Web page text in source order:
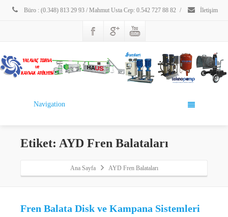
Büro : (0.348) 813 29 93 / Mahmut Usta Cep: 0.542 727 88 82 / İletişim
Navigation
Etiket: AYD Fren Balataları
Ana Sayfa AYD Fren Balataları
Fren Balata Disk ve Kampana Sistemleri